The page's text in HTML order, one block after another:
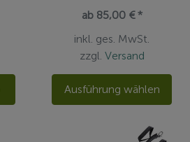
ab 85,00 € *
inkl. ges. MwSt.
zzgl. Versand
Ausführung wählen